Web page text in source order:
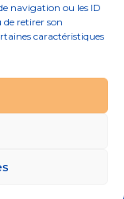
navigation ou les ID
de retirer son
caractéristiques